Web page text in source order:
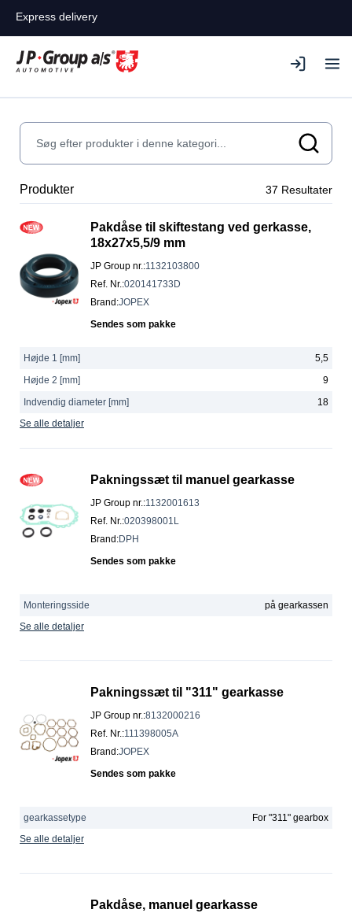
Express delivery
Produkter 37 Resultater
Pakdåse til skiftestang ved gerkasse,
18x27x5,5/9 mm
JP Group nr.:1132103800
Ref. Nr.:020141733D
Brand :JOPEX
Sendes som pakke
Højde 1 [mm]
5,5
Højde 2 [mm]
9
Indvendig diameter [mm]
18
Se alle detaljer
Pakningssæt til manuel gearkasse
JP Group nr.:1132001613
Ref. Nr.:020398001L
Brand :DPH
Sendes som pakke
Monteringsside
på gearkassen
Se alle detaljer
Pakningssæt til "311" gearkasse
JP Group nr.:8132000216
Ref. Nr.:111398005A
Brand :JOPEX
Sendes som pakke
gearkassetype
For "311" gearbox
Se alle detaljer
Pakdåse, manuel gearkasse